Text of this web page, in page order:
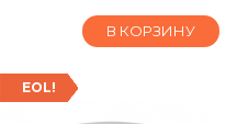
В КОРЗИНУ
EOL!